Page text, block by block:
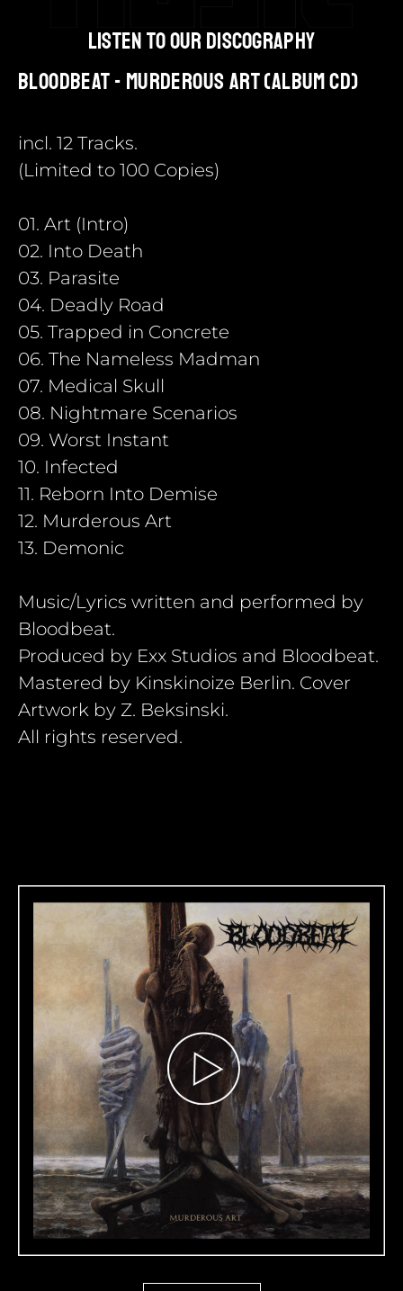
listen to our discography
Bloodbeat - Murderous Art (Album CD)
incl. 12 Tracks.
(Limited to 100 Copies)
01. Art (Intro)
02. Into Death
03. Parasite
04. Deadly Road
05. Trapped in Concrete
06. The Nameless Madman
07. Medical Skull
08. Nightmare Scenarios
09. Worst Instant
10. Infected
11. Reborn Into Demise
12. Murderous Art
13. Demonic
Music/Lyrics written and performed by
Bloodbeat.
Produced by Exx Studios and Bloodbeat.
Mastered by Kinskinoize Berlin. Cover
Artwork by Z. Beksinski.
All rights reserved.